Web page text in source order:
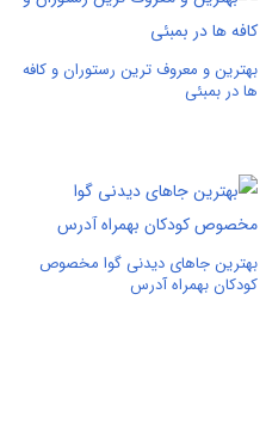
بهترین و معروف ترین رستوران و کافه
ها در بمبئی
بهترین جاهای دیدنی گوا مخصوص
کودکان بهمراه آدرس